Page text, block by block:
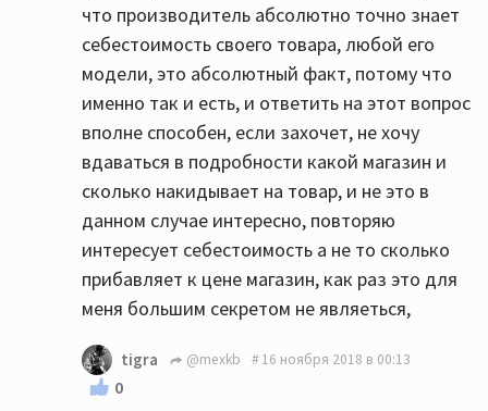
что производитель абсолютно точно знает
себестоимость своего товара, любой его
модели, это абсолютный факт, потому что
именно так и есть, и ответить на этот вопрос
вполне способен, если захочет, не хочу
вдаваться в подробности какой магазин и
сколько накидывает на товар, и не это в
данном случае интересно, повторяю
интересует себестоимость а не то сколько
прибавляет к цене магазин, как раз это для
меня большим секретом не являеться,
tigra @mexkb 16 ноября 2018 в 00:13
0